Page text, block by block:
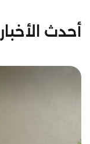
أحدث الأخبار